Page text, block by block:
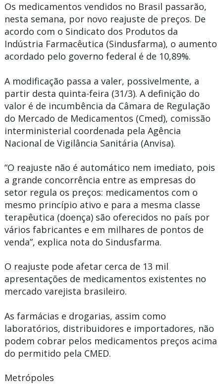
Os medicamentos vendidos no Brasil passarão,
nesta semana, por novo reajuste de preços. De
acordo com o Sindicato dos Produtos da
Indústria Farmacêutica (Sindusfarma), o aumento
acordado pelo governo federal é de 10,89%.
A modificação passa a valer, possivelmente, a
partir desta quinta-feira (31/3). A definição do
valor é de incumbência da Câmara de Regulação
do Mercado de Medicamentos (Cmed), comissão
interministerial coordenada pela Agência
Nacional de Vigilância Sanitária (Anvisa).
“O reajuste não é automático nem imediato, pois
a grande concorrência entre as empresas do
setor regula os preços: medicamentos com o
mesmo princípio ativo e para a mesma classe
terapêutica (doença) são oferecidos no país por
vários fabricantes e em milhares de pontos de
venda”, explica nota do Sindusfarma.
O reajuste pode afetar cerca de 13 mil
apresentações de medicamentos existentes no
mercado varejista brasileiro.
As farmácias e drogarias, assim como
laboratórios, distribuidores e importadores, não
podem cobrar pelos medicamentos preços acima
do permitido pela CMED.
Metrópoles